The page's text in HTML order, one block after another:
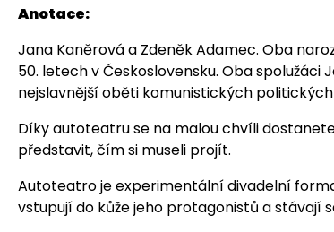
Anotace:
Jana Kaněrová a Zdeněk Adamec. Oba
50. letech v Československu. Oba spolužáci
nejslavnější oběti komunistických
Díky autoteatru se na malou chvíli
představit, čím si museli projít.
Autoteatro je experimentální divadelní
vstupují do kůže jeho protagonistů a stávají